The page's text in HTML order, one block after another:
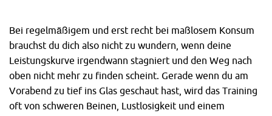
Bei regelmäßigem und erst recht bei maßlosem Konsum
brauchst du dich also nicht zu wundern, wenn deine
Leistungskurve irgendwann stagniert und den Weg nach
oben nicht mehr zu finden scheint. Gerade wenn du am
Vorabend zu tief ins Glas geschaut hast, wird das Training
oft von schweren Beinen, Lustlosigkeit und einem